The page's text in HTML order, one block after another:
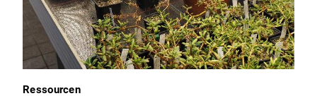
Ressourcen